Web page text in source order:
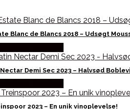
Blanc de Blancs 2018 – Udsøgt
Demi Sec 2023 – Halvsød
2023 – En unik vinoplevelse!